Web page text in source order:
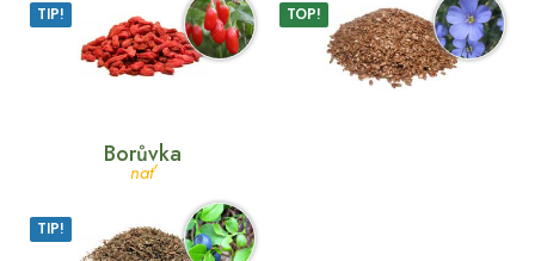
TIP! TOP!
Borůvka
nať
TIP!